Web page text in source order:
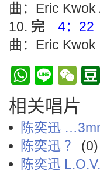
曲：Eric
完
4：22
曲：Eric
Line
相关唱片
陈奕迅
陈奕迅 ？
(0)
陈奕迅